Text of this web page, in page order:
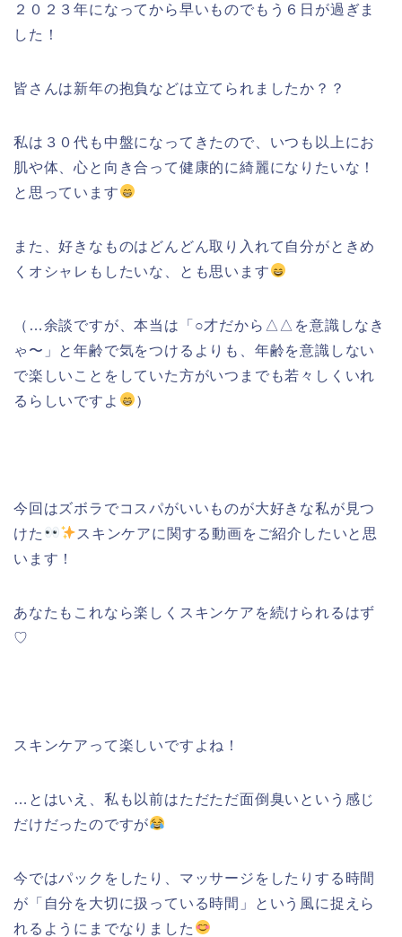
２０２３年になってから早いものでもう６日が過ぎま
した！
皆さんは新年の抱負などは立てられましたか？？
私は３０代も中盤になってきたので、いつも以上にお
肌や体、心と向き合って健康的に綺麗になりたいな！
と思っています
また、好きなものはどんどん取り入れて自分がときめ
くオシャレもしたいな、とも思います
（…余談ですが、本当は「○才だから△△を意識しなき
ゃ〜」と年齢で気をつけるよりも、年齢を意識しない
で楽しいことをしていた方がいつまでも若々しくいれ
るらしいですよ
）
今回はズボラでコスパがいいものが大好きな私が見つ
けた
スキンケアに関する動画をご紹介したいと思
います！
あなたもこれなら楽しくスキンケアを続けられるはず
♡
スキンケアって楽しいですよね！
…とはいえ、私も以前はただただ面倒臭いという感じ
だけだったのですが
今ではパックをしたり、マッサージをしたりする時間
が「自分を大切に扱っている時間」という風に捉えら
れるようにまでなりました